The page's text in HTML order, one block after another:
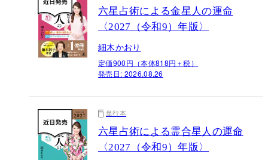
六星占術による金星人の運命
〈2027（令和9）年版〉
細木かおり
定価900円（本体818円＋税）
発売日: 2026.08.26
単行本
六星占術による霊合星人の運命
〈2027（令和9）年版〉